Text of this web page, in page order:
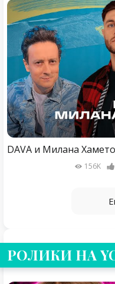
DAVA и Милана
156K
РОЛИКИ НА